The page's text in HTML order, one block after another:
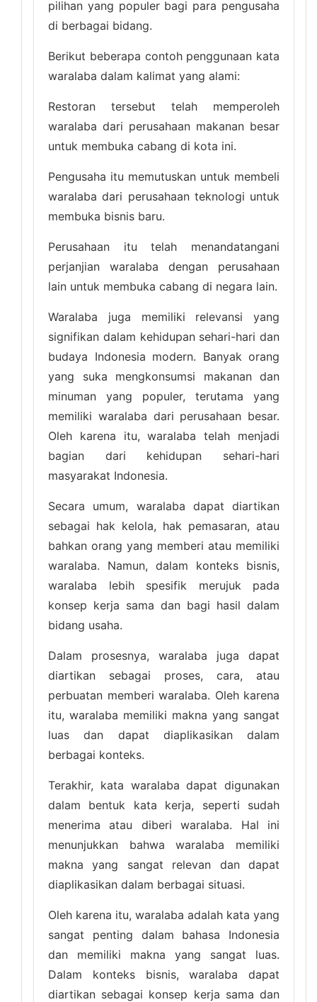
pilihan yang populer bagi para pengusaha
di berbagai bidang.
Berikut beberapa contoh penggunaan kata
waralaba dalam kalimat yang alami:
Restoran tersebut telah memperoleh
waralaba dari perusahaan makanan besar
untuk membuka cabang di kota ini.
Pengusaha itu memutuskan untuk membeli
waralaba dari perusahaan teknologi untuk
membuka bisnis baru.
Perusahaan itu telah menandatangani
perjanjian waralaba dengan perusahaan
lain untuk membuka cabang di negara lain.
Waralaba juga memiliki relevansi yang
signifikan dalam kehidupan sehari-hari dan
budaya Indonesia modern. Banyak orang
yang suka mengkonsumsi makanan dan
minuman yang populer, terutama yang
memiliki waralaba dari perusahaan besar.
Oleh karena itu, waralaba telah menjadi
bagian dari kehidupan sehari-hari
masyarakat Indonesia.
Secara umum, waralaba dapat diartikan
sebagai hak kelola, hak pemasaran, atau
bahkan orang yang memberi atau memiliki
waralaba. Namun, dalam konteks bisnis,
waralaba lebih spesifik merujuk pada
konsep kerja sama dan bagi hasil dalam
bidang usaha.
Dalam prosesnya, waralaba juga dapat
diartikan sebagai proses, cara, atau
perbuatan memberi waralaba. Oleh karena
itu, waralaba memiliki makna yang sangat
luas dan dapat diaplikasikan dalam
berbagai konteks.
Terakhir, kata waralaba dapat digunakan
dalam bentuk kata kerja, seperti sudah
menerima atau diberi waralaba. Hal ini
menunjukkan bahwa waralaba memiliki
makna yang sangat relevan dan dapat
diaplikasikan dalam berbagai situasi.
Oleh karena itu, waralaba adalah kata yang
sangat penting dalam bahasa Indonesia
dan memiliki makna yang sangat luas.
Dalam konteks bisnis, waralaba dapat
diartikan sebagai konsep kerja sama dan